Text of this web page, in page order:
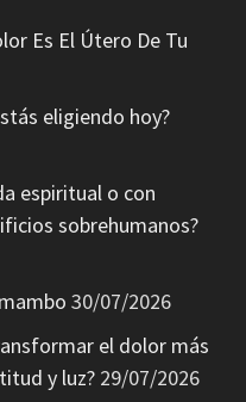
Es El Útero De Tu
eligiendo hoy?
espiritual o con
sobrehumanos?
30/07/2026
el dolor más
y luz? 29/07/2026